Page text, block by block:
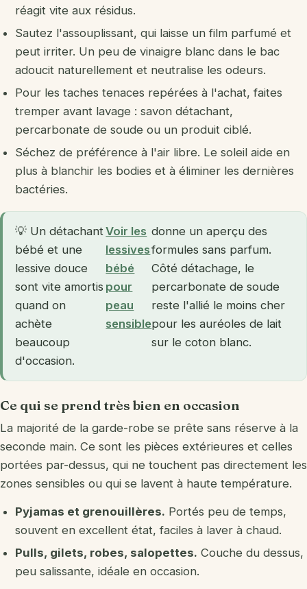
réagit vite aux résidus.
Sautez l'assouplissant, qui laisse un film parfumé et
peut irriter. Un peu de vinaigre blanc dans le bac
adoucit naturellement et neutralise les odeurs.
Pour les taches tenaces repérées à l'achat, faites
tremper avant lavage : savon détachant,
percarbonate de soude ou un produit ciblé.
Séchez de préférence à l'air libre. Le soleil aide en
plus à blanchir les bodies et à éliminer les dernières
bactéries.
💡 Un détachant
bébé et une
lessive douce
sont vite amortis
quand on
achète
beaucoup
d'occasion.
Voir les
lessives
bébé
pour
peau
sensible
donne un aperçu des
formules sans parfum.
Côté détachage, le
percarbonate de soude
reste l'allié le moins cher
pour les auréoles de lait
sur le coton blanc.
Ce qui se prend très bien en occasion
La majorité de la garde-robe se prête sans réserve à la
seconde main. Ce sont les pièces extérieures et celles
portées par-dessus, qui ne touchent pas directement les
zones sensibles ou qui se lavent à haute température.
Pyjamas et grenouillères. Portés peu de temps,
souvent en excellent état, faciles à laver à chaud.
Pulls, gilets, robes, salopettes. Couche du dessus,
peu salissante, idéale en occasion.